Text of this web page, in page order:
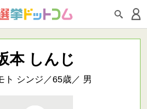
本 しんじ
ト シンジ／65歳／ 男